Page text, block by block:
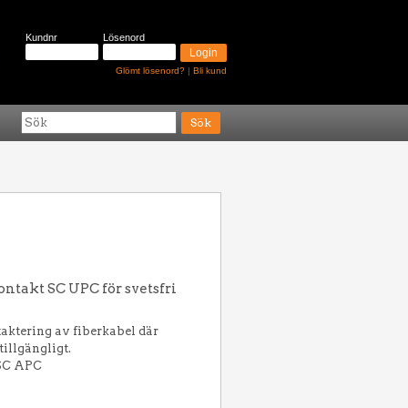
Kundnr Lösenord
Glömt lösenord? | Bli kund
SC UPC för svetsfri
av fiberkabel där
APC